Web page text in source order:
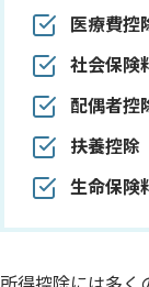
医療費控
社会保険
配偶者控
扶養控除
生命保険